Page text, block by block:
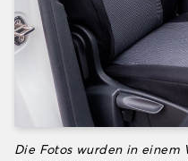
Die Fotos wurden in einem